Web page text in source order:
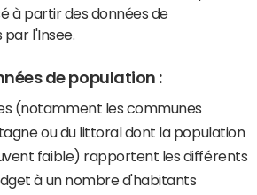
à partir des données de
l'Insee.
de population :
(notamment les communes
ou du littoral dont la population
faible) rapportent les différents
à un nombre d'habitants